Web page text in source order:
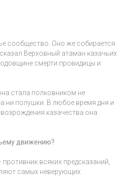
сообщество. Оно же собирается
Верховный атаман казачьих
смерти провидицы и
стала полковником не
ни полушки. В любое время дня и
казачества она
движению?
всяких предсказаний,
самых неверующих.